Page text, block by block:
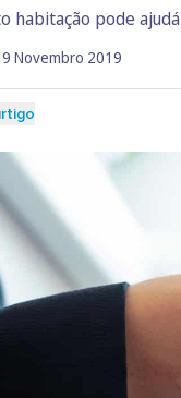
habitação pode
Novembro 2019